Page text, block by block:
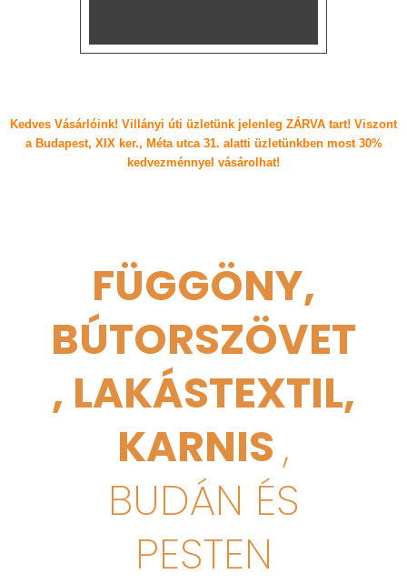
Kedves Vásárlóink! Villányi úti üzletünk jelenleg ZÁRVA tart! Viszont
a Budapest, XIX ker., Méta utca 31. alatti üzletünkben most 30%
kedvezménnyel vásárolhat!
FÜGGÖNY,
BÚTORSZÖVET
, LAKÁSTEXTIL,
KARNIS,
BUDÁN ÉS
PESTEN